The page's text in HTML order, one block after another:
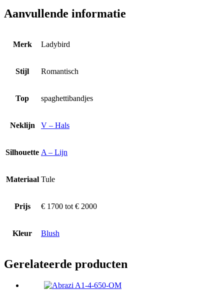
Aanvullende informatie
Merk Ladybird
Stijl Romantisch
Top spaghettibandjes
Neklijn V – Hals
Silhouette A – Lijn
Materiaal Tule
Prijs € 1700 tot € 2000
Kleur Blush
Gerelateerde producten